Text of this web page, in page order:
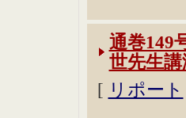
通巻149
世先生講
[ リポート